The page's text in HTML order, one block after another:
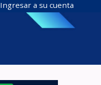
Ingresar a su cuenta